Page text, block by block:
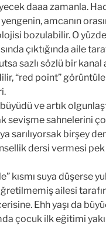
daaa zamanla.
amcanın
bozulabilir. O
çıktığında aile
sazlı sözlü bir kanal
“red point”
ve artık
sevişme sahnelerini
sarılıyorsak birşey
dersi vermesi
kısmı suya düşerse
ailesi
Ehh yaşı da
çocuk ilk eğitimi